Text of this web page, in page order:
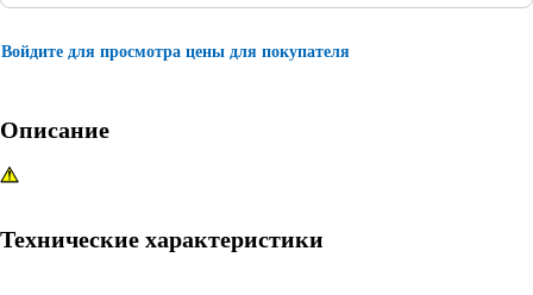
Войдите для просмотра цены для покупателя
Описание
Технические характеристики